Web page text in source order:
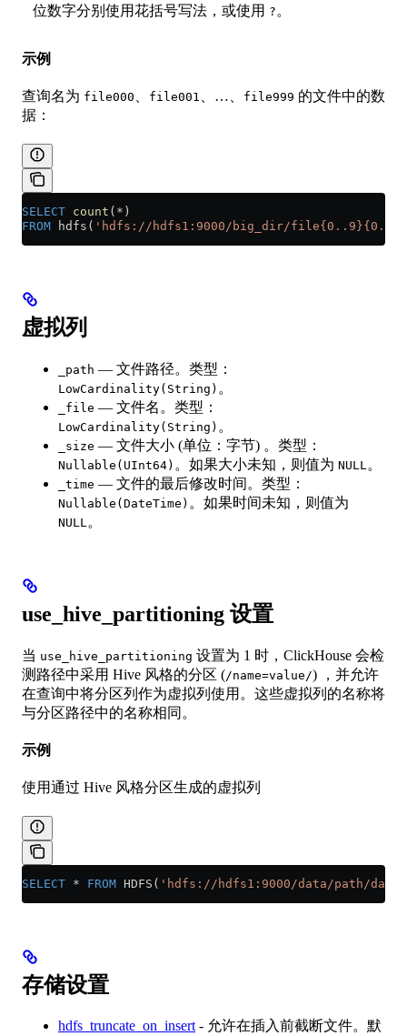
位数字分别使用花括号写法，或使用 ? 。
示例
查询名为 file000 file001 、…、 file999 的文件中的数
据：
SELECT count ( * )
FROM hdfs( 'hdfs://hdfs1:9000/big_dir/
虚拟列
_path — 文件路径。类型：
LowCardinality(String) 。
_file — 文件名。类型：
LowCardinality(String) 。
_size — 文件大小 (单位：字节) 。类型：
Nullable(UInt64) 。如果大小未知，则值为 NULL 。
_time — 文件的最后修改时间。类型：
Nullable(DateTime) 。如果时间未知，则值为
NULL 。
use_hive_partitioning 设置
当 use_hive_partitioning 设置为 1 时，ClickHouse 会检
测路径中采用 Hive 风格的分区 (/name=value/) ，并允许
在查询中将分区列作为虚拟列使用。这些虚拟列的名称将
与分区路径中的名称相同。
示例
使用通过 Hive 风格分区生成的虚拟列
SELECT * FROM HDFS( 'hdfs://hdfs1:9000/data/path/
存储设置
hdfs_truncate_on_insert- 允许在插入前截断文件。默